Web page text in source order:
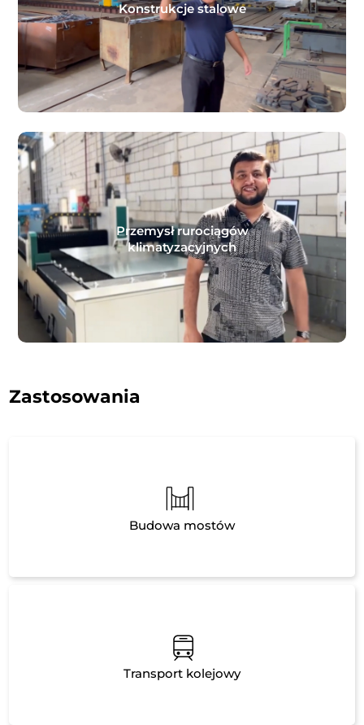
Konstrukcje stalowe
Przemysł rurociągów
klimatyzacyjnych
Zastosowania
Budowa mostów
Transport kolejowy